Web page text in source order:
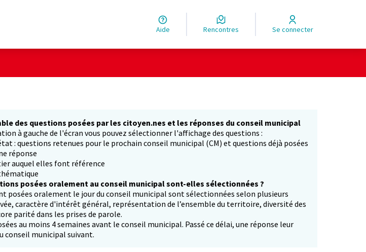
Aide Rencontres Se connecter
des questions posées par les citoyen.nes et les réponses du conseil municipal
à gauche de l'écran vous pouvez sélectionner l'affichage des questions :
: questions retenues pour le prochain conseil municipal (CM) et questions déjà posées
réponse
auquel elles font référence
posées oralement au conseil municipal sont-elles sélectionnées ?
posées oralement le jour du conseil municipal sont sélectionnées selon plusieurs
caractère d'intérêt général, représentation de l’ensemble du territoire, diversité des
parité dans les prises de parole.
au moins 4 semaines avant le conseil municipal. Passé ce délai, une réponse leur
conseil municipal suivant.